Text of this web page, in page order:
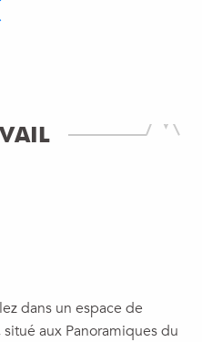
dans un espace de
aux Panoramiques du